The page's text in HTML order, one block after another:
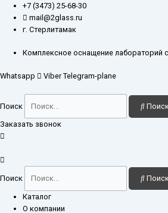
Перейти
содержимому
+7 (3473) 25-68-30
mail@2glass.ru
г. Стерлитамак
Комплексное оснащение лабораторий
Whatsapp Viber Telegram-plane
Поиск Поиск
Заказать звонок
Поиск Поиск
Каталог
О компании
Количество
товара
Воронка
1000-